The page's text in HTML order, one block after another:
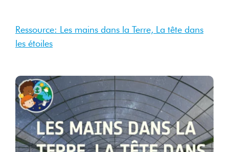
Ressource: Les mains dans la Terre, La tête dans
les étoiles